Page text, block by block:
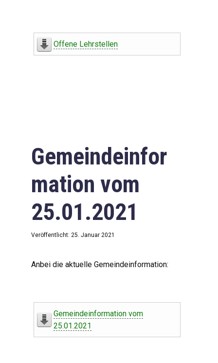
Offene Lehrstellen
Gemeindeinfor
mation vom
25.01.2021
Veröffentlicht: 25. Januar 2021
Anbei die aktuelle Gemeindeinformation:
Gemeindeinformation vom
25.01.2021